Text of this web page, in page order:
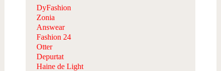
DyFashion
Zonia
Answear
Fashion 24
Otter
Depurtat
Haine de Light